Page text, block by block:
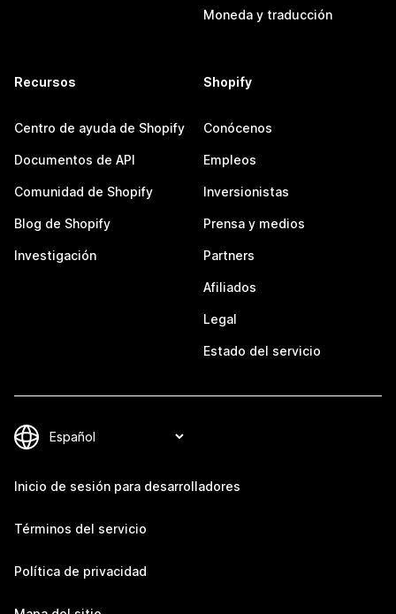
Moneda y traducción
Recursos
Centro de ayuda de Shopify
Documentos de API
Comunidad de Shopify
Blog de Shopify
Investigación
Shopify
Conócenos
Empleos
Inversionistas
Prensa y medios
Partners
Afiliados
Legal
Estado del servicio
Inicio de sesión para desarrolladores
Términos del servicio
Política de privacidad